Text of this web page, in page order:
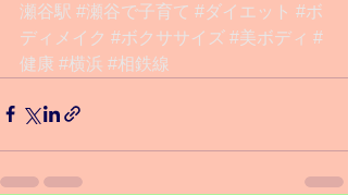
瀬谷駅 #瀬谷で子育て #ダイエット #ボ
ディメイク #ボクササイズ #美ボディ #
健康 #横浜 #相鉄線